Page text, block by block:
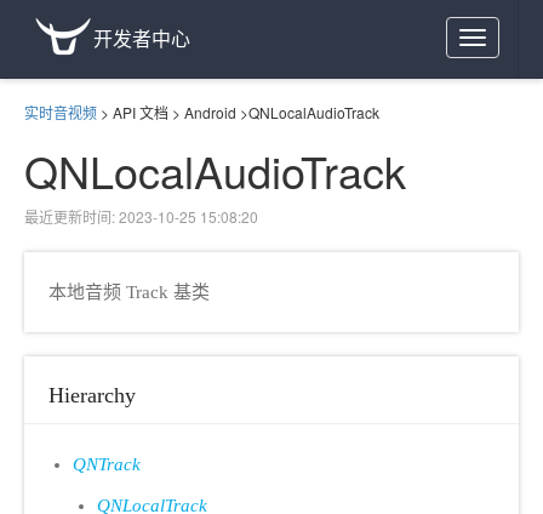
Toggle
navigation
开发者中心
实时音视频 > API 文档 > Android >QNLocalAudioTrack
QNLocalAudioTrack
最近更新时间: 2023-10-25 15:08:20
本地音频 Track 基类
Hierarchy
QNTrack
QNLocalTrack